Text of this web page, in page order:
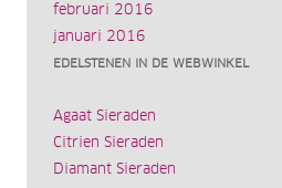
februari 2016
januari 2016
EDELSTENEN IN DE WEBWINKEL
Agaat Sieraden
Citrien Sieraden
Diamant Sieraden